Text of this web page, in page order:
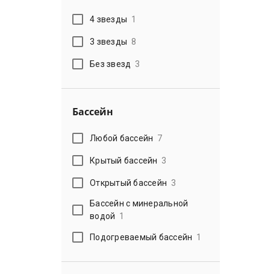
4 звезды 1
3 звезды 8
Без звезд 3
Бассейн
Любой бассейн 7
Крытый бассейн 3
Открытый бассейн 3
Бассейн с минеральной
водой 1
Подогреваемый бассейн 1